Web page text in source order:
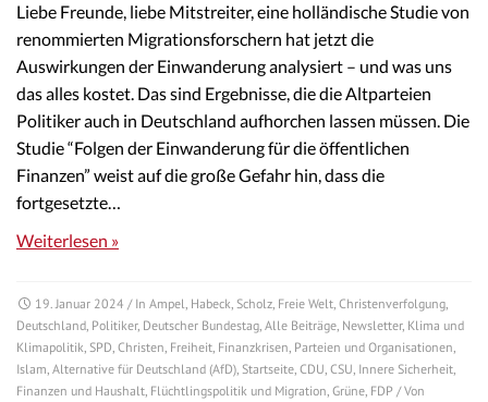
Liebe Freunde, liebe Mitstreiter, eine holländische Studie von
renommierten Migrationsforschern hat jetzt die
Auswirkungen der Einwanderung analysiert – und was uns
das alles kostet. Das sind Ergebnisse, die die Altparteien
Politiker auch in Deutschland aufhorchen lassen müssen. Die
Studie “Folgen der Einwanderung für die öffentlichen
Finanzen” weist auf die große Gefahr hin, dass die
fortgesetzte…
Weiterlesen »
19. Januar 2024 / In Ampel, Habeck, Scholz, Freie Welt, Christenverfolgung,
Deutschland, Politiker, Deutscher Bundestag, Alle Beiträge, Newsletter, Klima und
Klimapolitik, SPD, Christen, Freiheit, Finanzkrisen, Parteien und Organisationen,
Islam, Alternative für Deutschland (AfD), Startseite, CDU, CSU, Innere Sicherheit,
Finanzen und Haushalt, Flüchtlingspolitik und Migration, Grüne, FDP / Von